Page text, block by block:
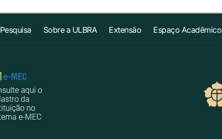
Pesquisa Sobre a ULBRA Extensão Espaço Acadêmico